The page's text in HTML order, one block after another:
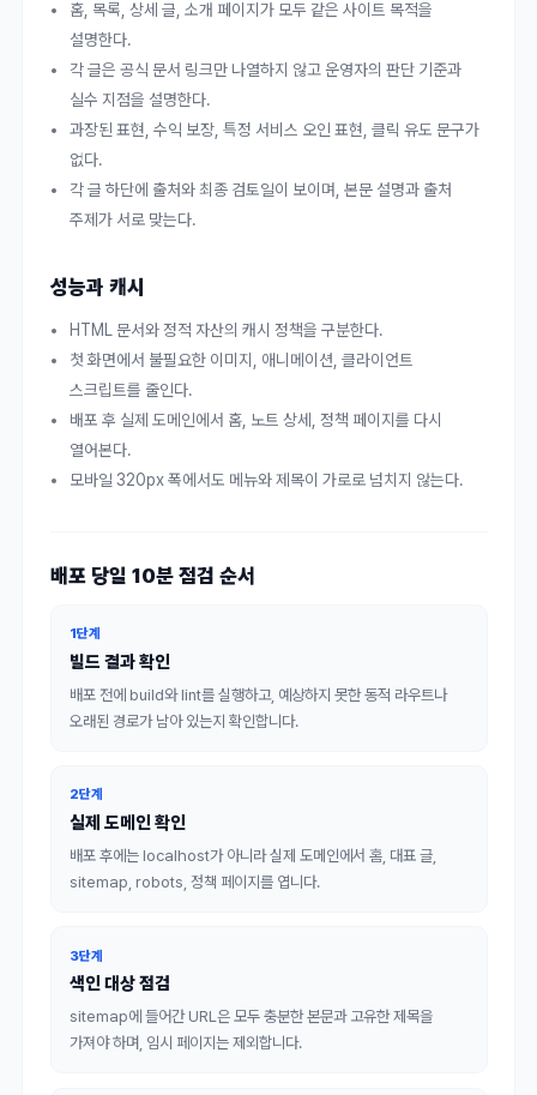
홈, 목록, 상세 글, 소개 페이지가 모두 같은 사이트 목적을
설명한다.
각 글은 공식 문서 링크만 나열하지 않고 운영자의 판단 기준과
실수 지점을 설명한다.
과장된 표현, 수익 보장, 특정 서비스 오인 표현, 클릭 유도 문구가
없다.
각 글 하단에 출처와 최종 검토일이 보이며, 본문 설명과 출처
주제가 서로 맞는다.
성능과 캐시
HTML 문서와 정적 자산의 캐시 정책을 구분한다.
첫 화면에서 불필요한 이미지, 애니메이션, 클라이언트
스크립트를 줄인다.
배포 후 실제 도메인에서 홈, 노트 상세, 정책 페이지를 다시
열어본다.
모바일 320px 폭에서도 메뉴와 제목이 가로로 넘치지 않는다.
배포 당일 10분 점검 순서
1단계
빌드 결과 확인
배포 전에 build와 lint를 실행하고, 예상하지 못한 동적 라우트나
오래된 경로가 남아 있는지 확인합니다.
2단계
실제 도메인 확인
배포 후에는 localhost가 아니라 실제 도메인에서 홈, 대표 글,
sitemap, robots, 정책 페이지를 엽니다.
3단계
색인 대상 점검
sitemap에 들어간 URL은 모두 충분한 본문과 고유한 제목을
가져야 하며, 임시 페이지는 제외합니다.